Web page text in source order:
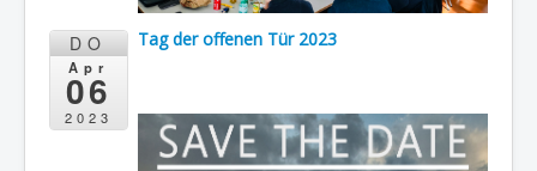
DO
Apr
06
2023
Tag der offenen Tür 2023